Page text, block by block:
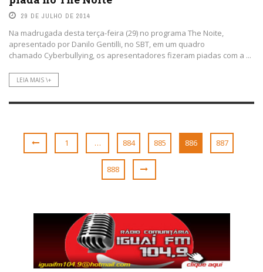
29 DE JULHO DE 2014
Na madrugada desta terça-feira (29) no programa The Noite,
apresentado por Danilo Gentilli, no SBT, em um quadro
chamado Cyberbullying, os apresentadores fizeram piadas com a ...
LEIA MAIS \+
1 … 884 885 886 887
888